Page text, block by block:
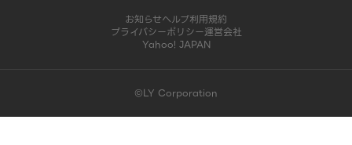
お知らせヘルプ利用規約
プライバシーポリシー運営会社
Yahoo! JAPAN
©LY Corporation
このコンテンツは掲載が終了しました | LINE占い